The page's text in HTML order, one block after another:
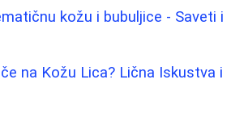
kožu i bubuljice - Saveti i
na Kožu Lica? Lična Iskustva i